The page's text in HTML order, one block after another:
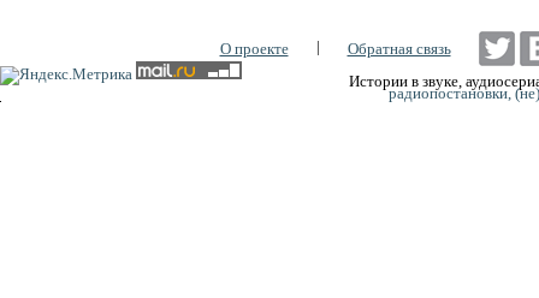
О проекте |
Обратная связь
Истории в звуке,
радиопостановки,